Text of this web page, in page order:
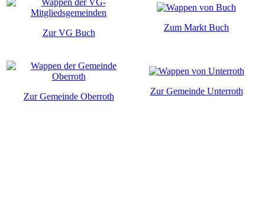
Zur VG Buch
Zum Markt Buch
Zur Gemeinde Oberroth
Zur Gemeinde Unterroth